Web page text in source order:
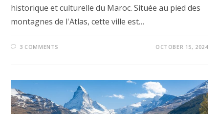
historique et culturelle du Maroc. Située au pied des
montagnes de l'Atlas, cette ville est…
3 COMMENTS OCTOBER 15, 2024